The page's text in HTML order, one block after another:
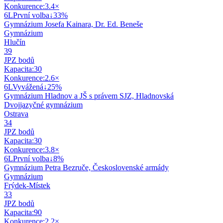
Konkurence:3.4×
6LPrvní volba↓33%
Gymnázium Josefa Kainara, Dr. Ed. Beneše
Gymnázium
Hlučín
39
JPZ bodů
Kapacita:30
Konkurence:2.6×
6LVyvážená↓25%
Gymnázium Hladnov a JŠ s právem SJZ, Hladnovská
Dvojjazyčné gymnázium
Ostrava
34
JPZ bodů
Kapacita:30
Konkurence:3.8×
6LPrvní volba↓8%
Gymnázium Petra Bezruče, Československé armády
Gymnázium
Frýdek-Místek
33
JPZ bodů
Kapacita:90
Konkurence:2.2×